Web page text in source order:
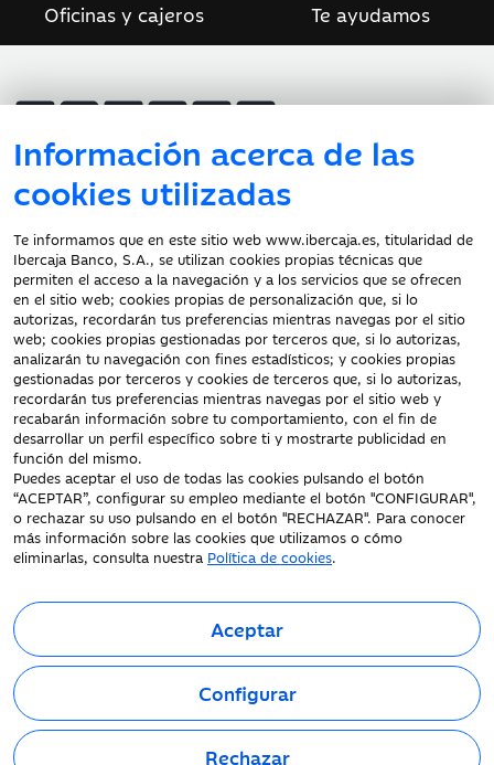
Información acerca de las
cookies utilizadas
Te informamos que en este sitio web www.ibercaja.es, titularidad de
Ibercaja Banco, S.A., se utilizan cookies propias técnicas que
permiten el acceso a la navegación y a los servicios que se ofrecen
en el sitio web; cookies propias de personalización que, si lo
autorizas, recordarán tus preferencias mientras navegas por el sitio
web; cookies propias gestionadas por terceros que, si lo autorizas,
analizarán tu navegación con fines estadísticos; y cookies propias
gestionadas por terceros y cookies de terceros que, si lo autorizas,
recordarán tus preferencias mientras navegas por el sitio web y
recabarán información sobre tu comportamiento, con el fin de
desarrollar un perfil específico sobre ti y mostrarte publicidad en
función del mismo.
Puedes aceptar el uso de todas las cookies pulsando el botón
“ACEPTAR”, configurar su empleo mediante el botón "CONFIGURAR",
o rechazar su uso pulsando en el botón "RECHAZAR". Para conocer
más información sobre las cookies que utilizamos o cómo
eliminarlas, consulta nuestra Política de cookies.
Aceptar
Configurar
Rechazar
Oficinas y cajeros Te ayudamos
Atención al cliente
Documentación a clientes
Aviso Legal
Protección datos
personales
Tarifas y Cotizaciones
Tablón de Anuncios
Política de cookies
Declaración de
accesibilidad
Fecha de Edición: 07/08/2026
©Ibercaja Banco, S.A. - IBERCAJA - NIF. A-99319030 R.M. de
Zaragoza (T.3865. F.1. H.Z.-52186, Inscripc.1º).
Entidad de Crédito inscrita en el Registro Especial del Banco de
España con el código 2085.
Domicilio social: Plaza de Basilio Paraíso, 2. 50008-Zaragoza.